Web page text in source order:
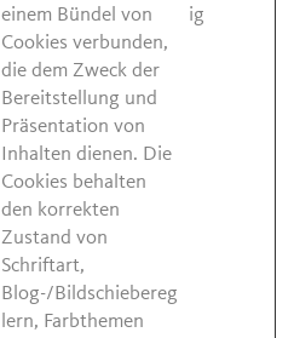
einem Bündel von
Cookies verbunden,
die dem Zweck der
Bereitstellung und
Präsentation von
Inhalten dienen. Die
Cookies behalten
den korrekten
Zustand von
Schriftart,
Blog-/Bildschiebereg
lern, Farbthemen
ig